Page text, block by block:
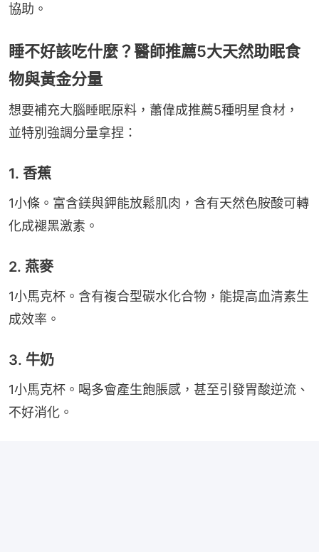
協助。
睡不好該吃什麼？醫師推薦5大天然助眠食
物與黃金分量
想要補充大腦睡眠原料，蕭偉成推薦5種明星食材，
並特別強調分量拿捏：
1. 香蕉
1小條。富含鎂與鉀能放鬆肌肉，含有天然色胺酸可轉
化成褪黑激素。
2. 燕麥
1小馬克杯。含有複合型碳水化合物，能提高血清素生
成效率。
3. 牛奶
1小馬克杯。喝多會產生飽脹感，甚至引發胃酸逆流、
不好消化。